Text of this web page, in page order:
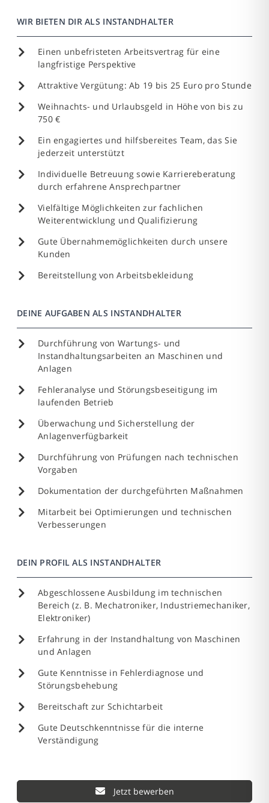
WIR BIETEN DIR ALS INSTANDHALTER
Einen unbefristeten Arbeitsvertrag für eine
langfristige Perspektive
Attraktive Vergütung: Ab 19 bis 25 Euro pro Stunde
Weihnachts- und Urlaubsgeld in Höhe von bis zu
750 €
Ein engagiertes und hilfsbereites Team, das Sie
jederzeit unterstützt
Individuelle Betreuung sowie Karriereberatung
durch erfahrene Ansprechpartner
Vielfältige Möglichkeiten zur fachlichen
Weiterentwicklung und Qualifizierung
Gute Übernahmemöglichkeiten durch unsere
Kunden
Bereitstellung von Arbeitsbekleidung
DEINE AUFGABEN ALS INSTANDHALTER
Durchführung von Wartungs- und
Instandhaltungsarbeiten an Maschinen und
Anlagen
Fehleranalyse und Störungsbeseitigung im
laufenden Betrieb
Überwachung und Sicherstellung der
Anlagenverfügbarkeit
Durchführung von Prüfungen nach technischen
Vorgaben
Dokumentation der durchgeführten Maßnahmen
Mitarbeit bei Optimierungen und technischen
Verbesserungen
DEIN PROFIL ALS INSTANDHALTER
Abgeschlossene Ausbildung im technischen
Bereich (z. B. Mechatroniker, Industriemechaniker,
Elektroniker)
Erfahrung in der Instandhaltung von Maschinen
und Anlagen
Gute Kenntnisse in Fehlerdiagnose und
Störungsbehebung
Bereitschaft zur Schichtarbeit
Gute Deutschkenntnisse für die interne
Verständigung
Jetzt bewerben